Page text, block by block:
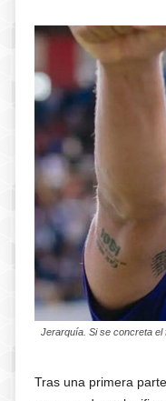
Jerarquía. Si se concreta el
Tras una primera